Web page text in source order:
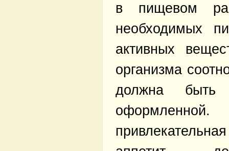
в пищевом
необходимых
активных
организма
должна быть